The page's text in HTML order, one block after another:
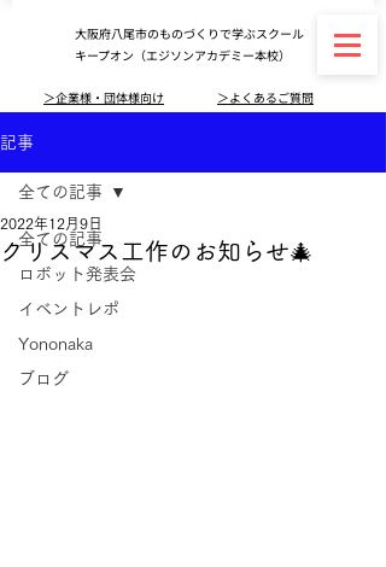
大阪府八尾市のものづくりで学ぶスクール
キープオン（エジソンアカデミー本校）
＞よくあるご質問
＞企業様・団体様向け
記事
全ての記事
ロボット発表会
イベントレポ
Yononaka
ブログ
全ての記事
クリスマス工作のお知らせ🎄
2022年12月9日